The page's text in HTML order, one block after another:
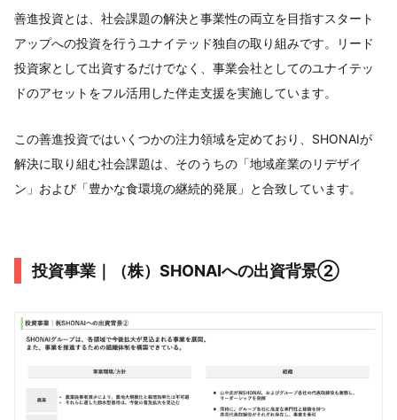
善進投資とは、社会課題の解決と事業性の両立を目指すスタート
アップへの投資を行うユナイテッド独自の取り組みです。リード
投資家として出資するだけでなく、事業会社としてのユナイテッ
ドのアセットをフル活用した伴走支援を実施しています。
この善進投資ではいくつかの注力領域を定めており、SHONAIが
解決に取り組む社会課題は、そのうちの「地域産業のリデザイ
ン」および「豊かな食環境の継続的発展」と合致しています。
投資事業｜（株）SHONAIへの出資背景②